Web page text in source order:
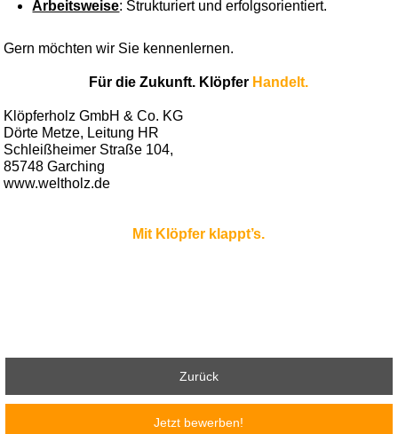
Arbeitsweise: Strukturiert und erfolgsorientiert.
Gern möchten wir Sie kennenlernen.
Für die Zukunft. Klöpfer Handelt.
Klöpferholz GmbH & Co. KG
Dörte Metze, Leitung HR
Schleißheimer Straße 104,
85748 Garching
www.weltholz.de
Mit Klöpfer klappt’s.
Zurück
Jetzt bewerben!